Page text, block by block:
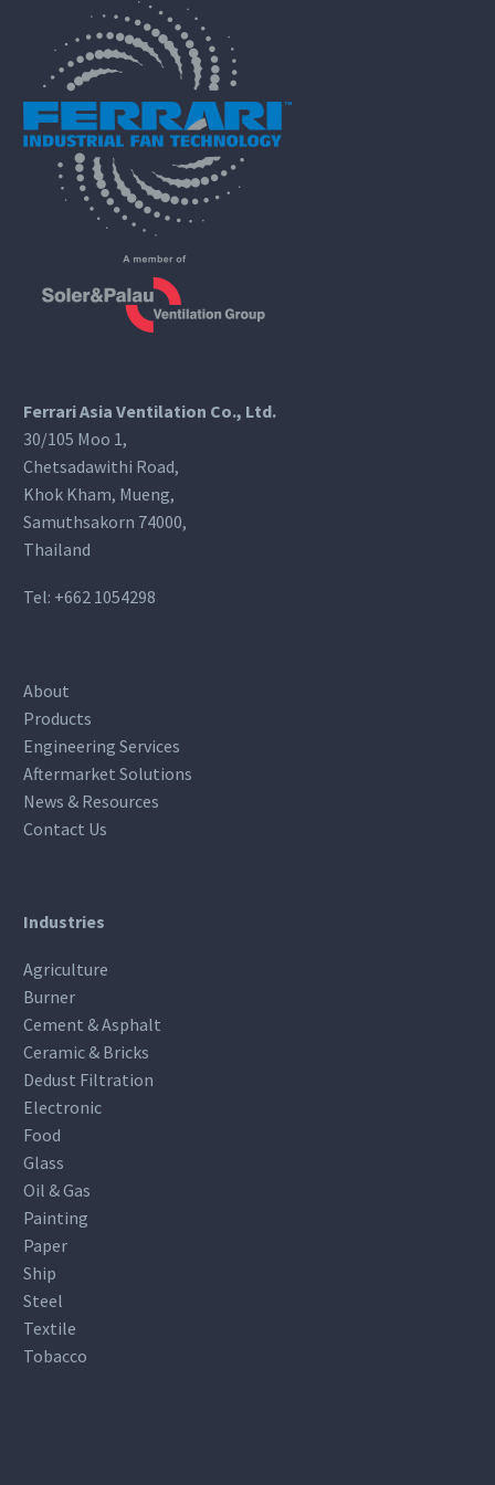
SONGKRAN FESTIVAL 2025
BREATHE EASY, GROW STRONG: THE
Ferrari Asia Ventilation Co., Ltd.
30/105 Moo 1,
Chetsadawithi Road,
Khok Kham, Mueng,
Samuthsakorn 74000,
Thailand
Tel: +662 1054298
About
Products
Engineering Services
Aftermarket Solutions
News & Resources
Contact Us
Industries
Agriculture
Burner
Cement & Asphalt
Ceramic & Bricks
Dedust Filtration
Electronic
Food
Glass
Oil & Gas
Painting
Paper
Ship
Steel
Textile
Tobacco